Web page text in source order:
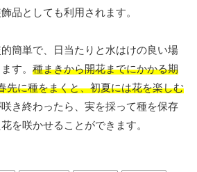
品としても利用されます。
簡単で、日当たりと水はけの良い場
す。 種まきから開花までにかかる期
先に種をまくと、初夏には花を楽しむ
き終わったら、実を採って種を保存
を咲かせることができます。